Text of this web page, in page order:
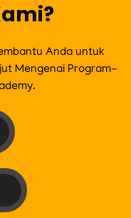
Anda untuk
Mengenai Program-